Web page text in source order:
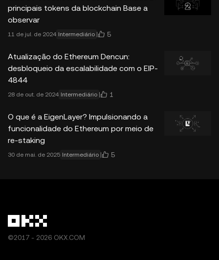
principais tokens da blockchain Base a
observar
11 de jul. de 2024 Intermediário 5
Atualização do Ethereum Dencun:
desbloqueio da escalabilidade com o EIP-
4844
28 de out. de 2024 Intermediário 1
O que é a EigenLayer? Impulsionando a
funcionalidade do Ethereum por meio de
re-staking
30 de mai. de 2025 Intermediário 5
©2017 - 2026 OKX.COM